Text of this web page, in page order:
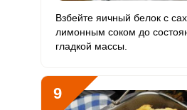
Взбейте яичный белок с
лимонным соком до
гладкой массы.
9